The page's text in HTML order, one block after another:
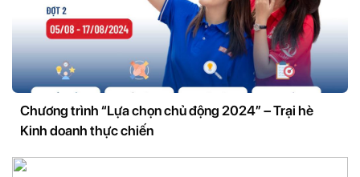
Chương trình “Lựa chọn chủ động 2024” – Trại hè
Kinh doanh thực chiến